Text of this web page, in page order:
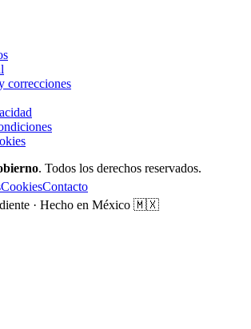
correcciones
. Todos los derechos reservados.
CookiesContacto
· Hecho en México 🇲🇽